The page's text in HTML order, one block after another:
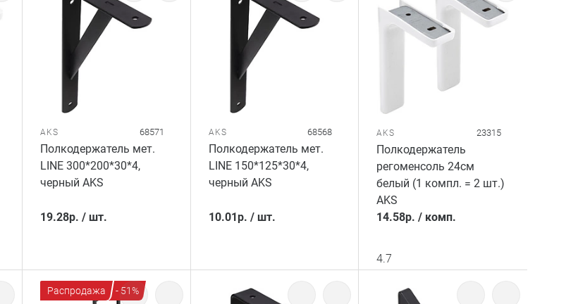
AKS 68571
Полкодержатель мет.
LINE 300*200*30*4,
черный AKS
19.28р. / шт.
AKS 68568
Полкодержатель мет.
LINE 150*125*30*4,
черный AKS
10.01р. / шт.
AKS 23315
Полкодержатель
регоменсоль 24см
белый (1 компл. = 2 шт.)
AKS
14.58р. / комп.
4.7
Распродажа - 51%